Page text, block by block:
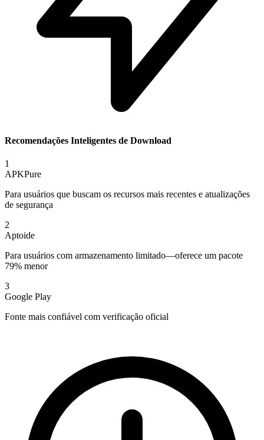
Recomendações Inteligentes de Download
1
APKPure
Para usuários que buscam os recursos mais recentes e atualizações
de segurança
2
Aptoide
Para usuários com armazenamento limitado—oferece um pacote
79% menor
3
Google Play
Fonte mais confiável com verificação oficial